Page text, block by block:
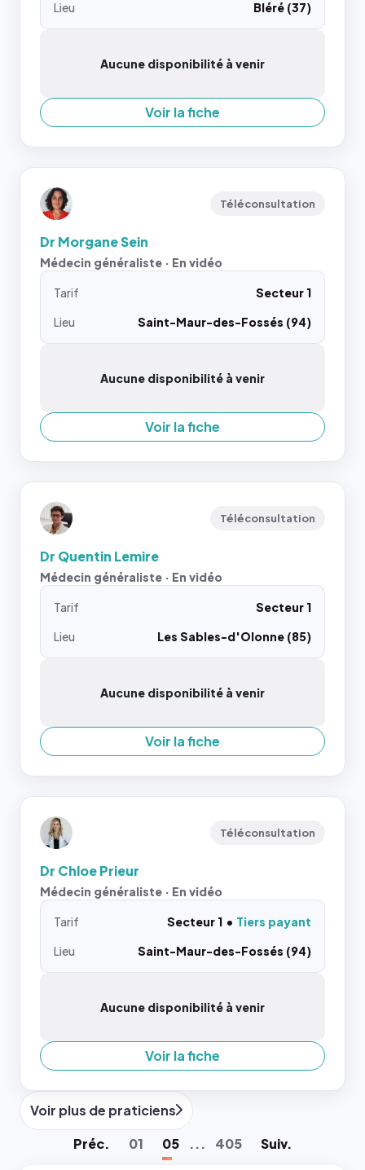
Lieu Bléré (37)
Aucune disponibilité à venir
Voir la fiche
Téléconsultation
Dr Morgane Sein
Médecin généraliste · En vidéo
Tarif
Secteur 1
Lieu
Saint-Maur-des-Fossés (94)
Aucune disponibilité à venir
Voir la fiche
Téléconsultation
Dr Quentin Lemire
Médecin généraliste · En vidéo
Tarif
Secteur 1
Lieu
Les Sables-d'Olonne (85)
Aucune disponibilité à venir
Voir la fiche
Téléconsultation
Dr Chloe Prieur
Médecin généraliste · En vidéo
Tarif Secteur 1
Tiers payant
Lieu
Saint-Maur-des-Fossés (94)
Aucune disponibilité à venir
Voir la fiche
Voir plus de praticiens
Préc. 01 05 ... 405 Suiv.